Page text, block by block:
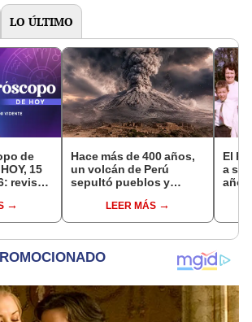
LO ÚLTIMO
de
15
revisa
si te
Hace más de 400 años,
un volcán de Perú
sepultó pueblos y
veranos más fríos de la
historia: sigue bajo
LEER MÁS
El
a su
años